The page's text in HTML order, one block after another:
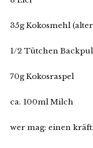
35g Kokosmehl
1/2 Tütchen
70g Kokosraspel
ca. 100ml Milch
wer mag: einen